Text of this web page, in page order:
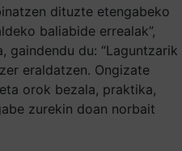
dituzte etengabeko
baliabide errealak”,
gaindendu du: “Laguntzarik
eraldatzen. Ongizate
orok bezala, praktika,
zurekin doan norbait